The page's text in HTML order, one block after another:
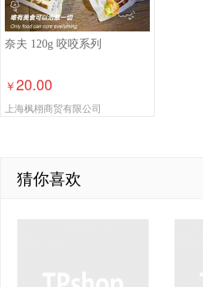
奈夫 120g 咬咬系列
￥20.00
上海枫栩商贸有限公司
猜你喜欢